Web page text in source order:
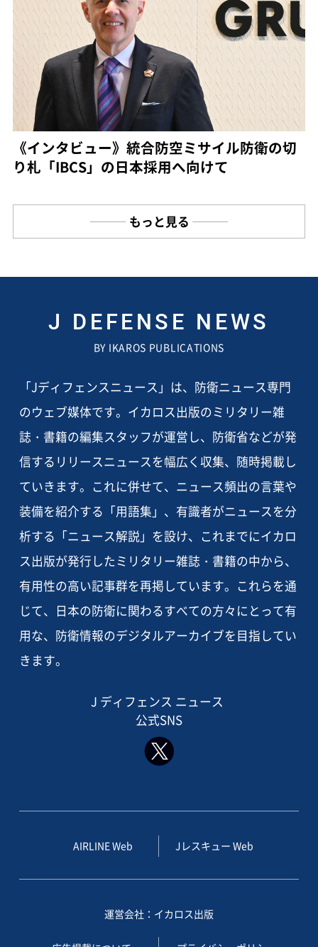
《インタビュー》統合防空ミサイル防衛の切
り札「IBCS」の日本採用へ向けて
もっと見る
J DEFENSE NEWS
BY IKAROS PUBLICATIONS
「Jディフェンスニュース」は、防衛ニュース専門
のウェブ媒体です。イカロス出版のミリタリー雑
誌・書籍の編集スタッフが運営し、防衛省などが発
信するリリースニュースを幅広く収集、随時掲載し
ていきます。これに併せて、ニュース頻出の言葉や
装備を紹介する「用語集」、有識者がニュースを分
析する「ニュース解説」を設け、これまでにイカロ
ス出版が発行したミリタリー雑誌・書籍の中から、
有用性の高い記事群を再掲しています。これらを通
じて、日本の防衛に関わるすべての方々にとって有
用な、防衛情報のデジタルアーカイブを目指してい
きます。
J ディフェンス ニュース
公式SNS
AIRLINE Web Jレスキュー Web
運営会社：イカロス出版